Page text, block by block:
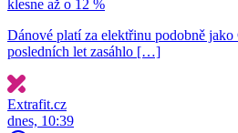
klesne až o 12 %
Dánové platí za elektřinu podobně jako
posledních let zasáhlo […]
Extrafit.cz
dnes, 10:39